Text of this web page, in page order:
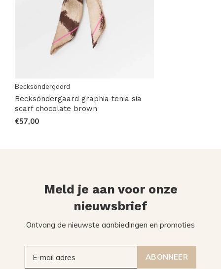
Becksöndergaard
Becksöndergaard graphia tenia sia
scarf chocolate brown
€57,00
Meld je aan voor onze
nieuwsbrief
Ontvang de nieuwste aanbiedingen en promoties
ABONNEER